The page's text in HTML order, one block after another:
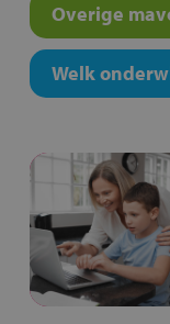
Overige
Welk